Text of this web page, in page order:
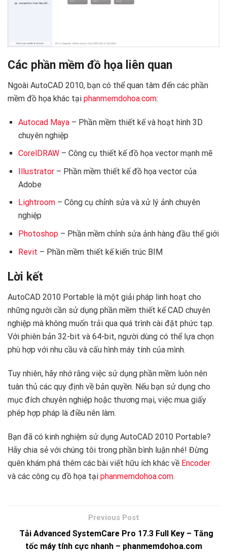
Các phần mềm đồ họa liên quan
Ngoài AutoCAD 2010, bạn có thể quan tâm đến các phần
mềm đồ họa khác tại phanmemdohoa.com:
Autocad Maya– Phần mềm thiết kế và hoạt hình 3D
chuyên nghiệp
CorelDRAW– Công cụ thiết kế đồ họa vector mạnh mẽ
Illustrator– Phần mềm thiết kế đồ họa vector của
Adobe
Lightroom– Công cụ chỉnh sửa và xử lý ảnh chuyên
nghiệp
Photoshop– Phần mềm chỉnh sửa ảnh hàng đầu thế giới
Revit – Phần mềm thiết kế kiến trúc BIM
Lời kết
AutoCAD 2010 Portable là một giải pháp linh hoạt cho
những người cần sử dụng phần mềm thiết kế CAD chuyên
nghiệp mà không muốn trải qua quá trình cài đặt phức tạp.
Với phiên bản 32-bit và 64-bit, người dùng có thể lựa chọn
phù hợp với nhu cầu và cấu hình máy tính của mình.
Tuy nhiên, hãy nhớ rằng việc sử dụng phần mềm luôn nên
tuân thủ các quy định về bản quyền. Nếu bạn sử dụng cho
mục đích chuyên nghiệp hoặc thương mại, việc mua giấy
phép hợp pháp là điều nên làm.
Bạn đã có kinh nghiệm sử dụng AutoCAD 2010 Portable?
Hãy chia sẻ với chúng tôi trong phần bình luận nhé! Đừng
quên khám phá thêm các bài viết hữu ích khác về Encoder
và các công cụ đồ họa tại phanmemdohoa.com.
Tải Advanced SystemCare Pro 17.3 Full Key – Tăng
tốc máy tính cực nhanh – phanmemdohoa.com